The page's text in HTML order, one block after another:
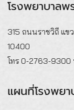
โรงพยาบาลพ
315 ถนนราชวิถี แข
10400
โทร 0-2763-9300
แผนที่โรงพยา